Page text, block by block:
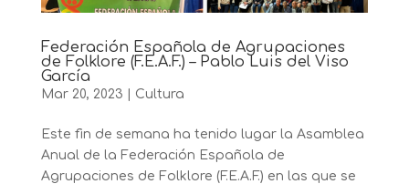
Federación Española de Agrupaciones
de Folklore (F.E.A.F.) – Pablo Luis del Viso
García
Mar 20, 2023 Cultura
Este fin de semana ha tenido lugar la Asamblea
Anual de la Federación Española de
Agrupaciones de Folklore (F.E.A.F.) en las que se